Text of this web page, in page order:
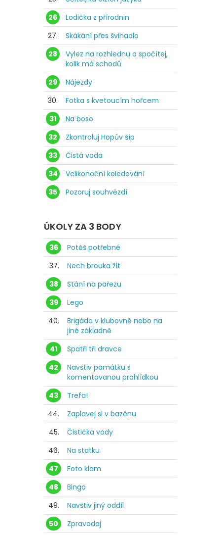
26
Lodička z přírodnin
27.
Skákání přes švihadlo
28
Vylez na rozhlednu a spočítej,
kolik má schodů
29
Nájezdy
30.
Fotka s kvetoucím hořcem
31
Na boso
32
Zkontroluj Hopův šíp
33
Čistá voda
34
Velikonoční koledování
35
Pozoruj souhvězdí
ÚKOLY ZA 3 BODY
36
Potěš potřebné
37.
Nech brouka žít
38
Stání na pařezu
39
Lego
40.
Brigáda v klubovně nebo na
jiné základně
41
Spatři tři dravce
42
Navštiv památku s
komentovanou prohlídkou
43
Trefa!
44.
Zaplavej si v bazénu
45.
Čistička vody
46.
Na statku
47
Foto klam
48
Bingo
49.
Navštiv jiný oddíl
50
Zpravodaj